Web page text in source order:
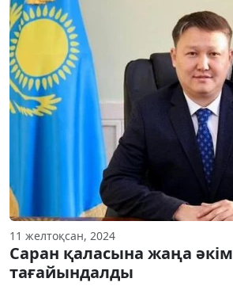
11 желтоқсан, 2024
Саран қаласына жаңа әкім
тағайындалды